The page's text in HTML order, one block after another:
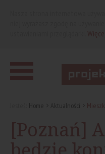
Home Aktualności
[Poznań]